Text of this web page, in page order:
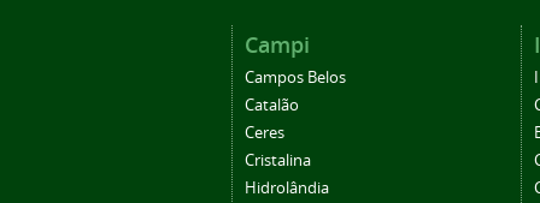
Campi
Campos Belos
Catalão
Ceres
Cristalina
Hidrolândia